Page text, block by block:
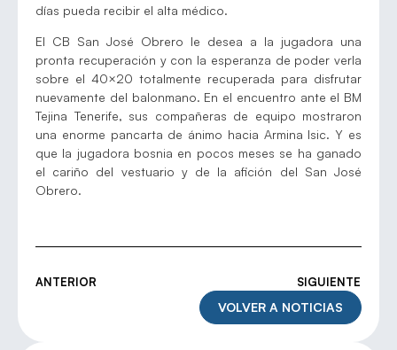
días pueda recibir el alta médico.
El CB San José Obrero le desea a la jugadora una
pronta recuperación y con la esperanza de poder verla
sobre el 40×20 totalmente recuperada para disfrutar
nuevamente del balonmano. En el encuentro ante el BM
Tejina Tenerife, sus compañeras de equipo mostraron
una enorme pancarta de ánimo hacia Armina Isic. Y es
que la jugadora bosnia en pocos meses se ha ganado
el cariño del vestuario y de la afición del San José
Obrero.
ANTERIOR SIGUIENTE
VOLVER A NOTICIAS